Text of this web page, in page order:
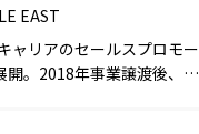
EAST
ャリアのセールスプロモー
。2018年事業譲渡後、ヨ